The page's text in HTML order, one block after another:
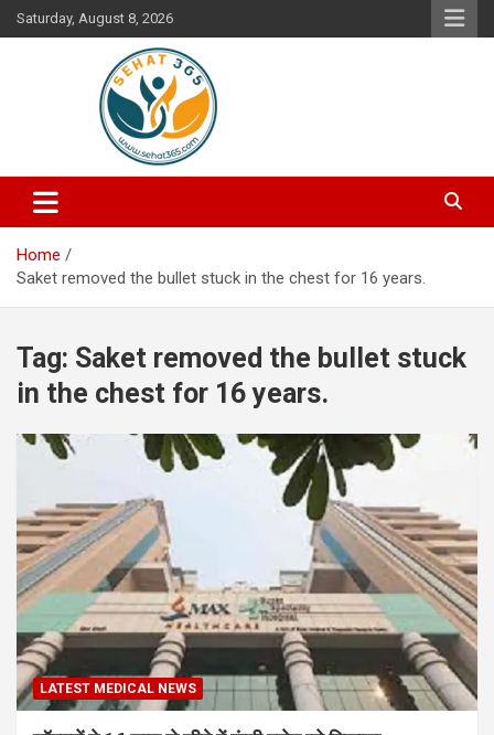
Skip
to
Saturday, August 8, 2026
Sehat365
Your's Complete Health Guide
Home
Saket removed the bullet stuck in the chest for 16 years.
Tag: Saket removed the bullet stuck
in the chest for 16 years.
LATEST MEDICAL NEWS